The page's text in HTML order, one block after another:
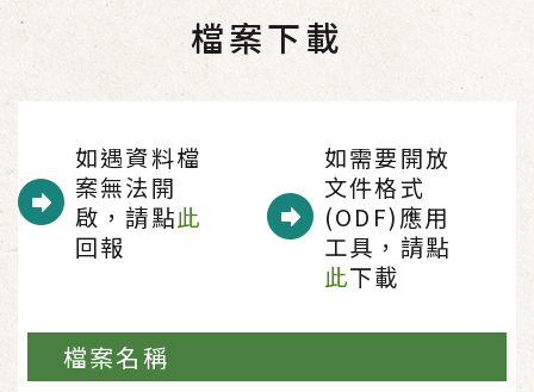
檔案下載
如遇資料檔
案無法開
啟，請點此
回報
如需要開放
文件格式
(ODF)應用
工具，請點
此下載
檔案名稱